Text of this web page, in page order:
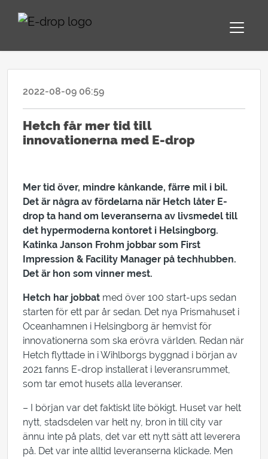
2022-08-09 06:59
Hetch får mer tid till
innovationerna med E-drop
Mer tid över, mindre kånkande, färre mil i bil.
Det är några av fördelarna när Hetch låter E-
drop ta hand om leveranserna av livsmedel till
det hypermoderna kontoret i Helsingborg.
Katinka Janson Frohm jobbar som First
Impression & Facility Manager på techhubben.
Det är hon som vinner mest.
Hetch har jobbat med över 100 start-ups sedan
starten för ett par år sedan. Det nya Prismahuset i
Oceanhamnen i Helsingborg är hemvist för
innovationerna som ska erövra världen. Redan när
Hetch flyttade in i Wihlborgs byggnad i början av
2021 fanns E-drop installerat i leveransrummet,
som tar emot husets alla leveranser.
– I början var det faktiskt lite bökigt. Huset var helt
nytt, stadsdelen var helt ny, bron in till city var
ännu inte på plats, det var ett nytt sätt att leverera
på. Det var inte alltid leveranserna klickade. Men